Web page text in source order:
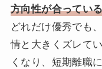
方向性が合ってい
どれだけ優秀でも
情と大きくズレて
くなり、短期離職